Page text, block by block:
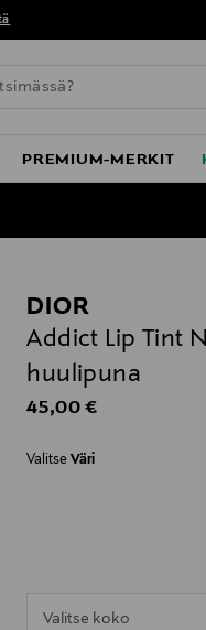
PREMIUM-MERKIT
DIOR
Addict Lip Tint
huulipuna
Original Price
45,00 €
ValitseVäri
Valitse koko